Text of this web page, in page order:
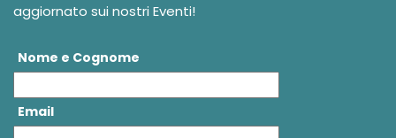
aggiornato sui nostri Eventi!
Nome e Cognome
Email